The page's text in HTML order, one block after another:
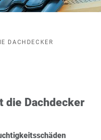
DACHDECKER
die Dachdecker